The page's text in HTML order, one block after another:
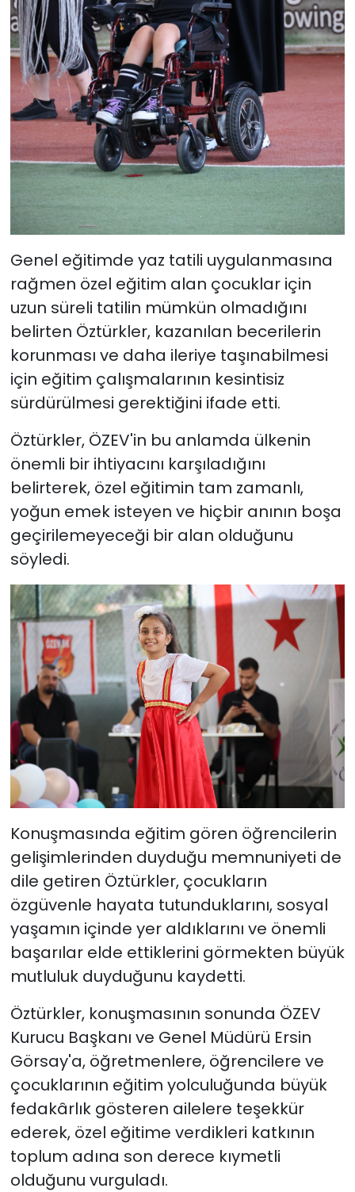
Genel eğitimde yaz tatili uygulanmasına
rağmen özel eğitim alan çocuklar için
uzun süreli tatilin mümkün olmadığını
belirten Öztürkler, kazanılan becerilerin
korunması ve daha ileriye taşınabilmesi
için eğitim çalışmalarının kesintisiz
sürdürülmesi gerektiğini ifade etti.
Öztürkler, ÖZEV'in bu anlamda ülkenin
önemli bir ihtiyacını karşıladığını
belirterek, özel eğitimin tam zamanlı,
yoğun emek isteyen ve hiçbir anının boşa
geçirilemeyeceği bir alan olduğunu
söyledi.
Konuşmasında eğitim gören öğrencilerin
gelişimlerinden duyduğu memnuniyeti de
dile getiren Öztürkler, çocukların
özgüvenle hayata tutunduklarını, sosyal
yaşamın içinde yer aldıklarını ve önemli
başarılar elde ettiklerini görmekten büyük
mutluluk duyduğunu kaydetti.
Öztürkler, konuşmasının sonunda ÖZEV
Kurucu Başkanı ve Genel Müdürü Ersin
Görsay'a, öğretmenlere, öğrencilere ve
çocuklarının eğitim yolculuğunda büyük
fedakârlık gösteren ailelere teşekkür
ederek, özel eğitime verdikleri katkının
toplum adına son derece kıymetli
olduğunu vurguladı.